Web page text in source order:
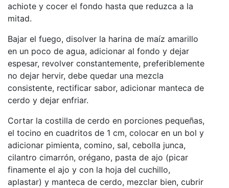
achiote y cocer el fondo hasta que reduzca a la
mitad.
Bajar el fuego, disolver la harina de maíz amarillo
en un poco de agua, adicionar al fondo y dejar
espesar, revolver constantemente, preferiblemente
no dejar hervir, debe quedar una mezcla
consistente, rectificar sabor, adicionar manteca de
cerdo y dejar enfriar.
Cortar la costilla de cerdo en porciones pequeñas,
el tocino en cuadritos de 1 cm, colocar en un bol y
adicionar pimienta, comino, sal, cebolla junca,
cilantro cimarrón, orégano, pasta de ajo (picar
finamente el ajo y con la hoja del cuchillo,
aplastar) y manteca de cerdo, mezclar bien, cubrir